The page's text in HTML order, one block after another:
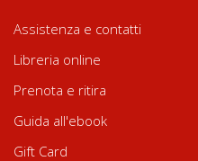
Assistenza e contatti
Libreria online
Prenota e ritira
Guida all'ebook
Gift Card